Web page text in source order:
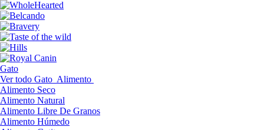
Gato
Ver todo Gato Alimento
Alimento Seco
Alimento Natural
Alimento Libre De Granos
Alimento Húmedo